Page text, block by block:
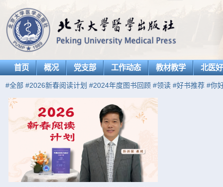
首页 概况 党支部 工作动态 教材教学 北医
#全部 #2026新春阅读计划 #2024年度图书回顾 #领读 #好书推荐 #你